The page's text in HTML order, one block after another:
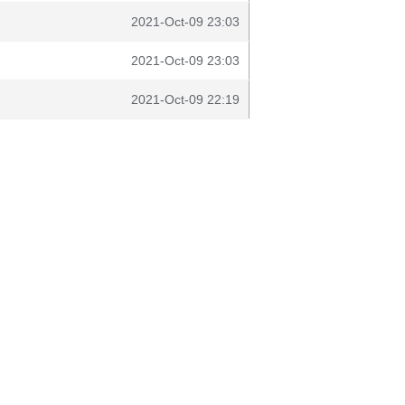
2021-Oct-09 23:03
2021-Oct-09 23:03
2021-Oct-09 22:19